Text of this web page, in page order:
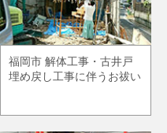
福岡市 解体工事・古井戸
埋め戻し工事に伴うお祓い